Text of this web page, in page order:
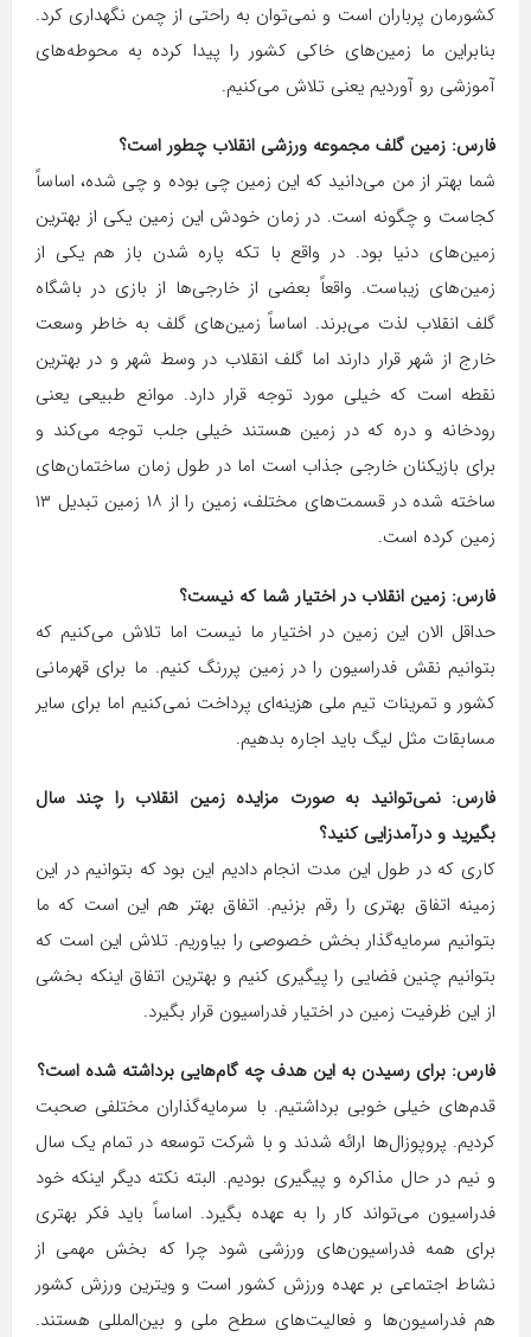
کشورمان پرباران است و نمی‌توان به راحتی از چمن نگهداری کرد.
بنابراین ما زمین‌های خاکی کشور را پیدا کرده به محوطه‌های
آموزشی رو آوردیم یعنی تلاش می‌کنیم.
فارس: زمین گلف مجموعه ورزشی انقلاب چطور است؟
شما بهتر از من می‌دانید که این زمین چی بوده و چی شده، اساساً
کجاست و چگونه است. در زمان خودش این زمین یکی از بهترین
زمین‌های دنیا بود. در واقع با تکه پاره شدن باز هم یکی از
زمین‌های زیباست. واقعاً بعضی از خارجی‌ها از بازی در باشگاه
گلف انقلاب لذت می‌برند. اساساً زمین‌های گلف به خاطر وسعت
خارج از شهر قرار دارند اما گلف انقلاب در وسط شهر و در بهترین
نقطه است که خیلی مورد توجه قرار دارد. موانع طبیعی یعنی
رودخانه و دره که در زمین هستند خیلی جلب توجه می‌کند و
برای بازیکنان خارجی جذاب است اما در طول زمان ساختمان‌های
ساخته شده در قسمت‌های مختلف، زمین را از ۱۸ زمین تبدیل ۱۳
زمین کرده است.
فارس: زمین انقلاب در اختیار شما که نیست؟
حداقل الان این زمین در اختیار ما نیست اما تلاش می‌کنیم که
بتوانیم نقش فدراسیون را در زمین پررنگ کنیم. ما برای قهرمانی
کشور و تمرینات تیم ملی هزینه‌ای پرداخت نمی‌کنیم اما برای سایر
مسابقات مثل لیگ باید اجاره بدهیم.
فارس: نمی‌توانید به صورت مزایده زمین انقلاب را چند سال
بگیرید و درآمدزایی کنید؟
کاری که در طول این مدت انجام دادیم این بود که بتوانیم در این
زمینه اتفاق بهتری را رقم بزنیم. اتفاق بهتر هم این است که ما
بتوانیم سرمایه‌گذار بخش خصوصی را بیاوریم. تلاش این است که
بتوانیم چنین فضایی را پیگیری کنیم و بهترین اتفاق اینکه بخشی
از این ظرفیت زمین در اختیار فدراسیون قرار بگیرد.
فارس: برای رسیدن به این هدف چه گام‌هایی برداشته شده است؟
قدم‌های خیلی خوبی برداشتیم. با سرمایه‌گذاران مختلفی صحبت
کردیم. پروپوزال‌ها ارائه شدند و با شرکت توسعه در تمام یک سال
و نیم در حال مذاکره و پیگیری بودیم. البته نکته دیگر اینکه خود
فدراسیون می‌تواند کار را به عهده بگیرد. اساساً باید فکر بهتری
برای همه فدراسیون‌های ورزشی شود چرا که بخش مهمی از
نشاط اجتماعی بر عهده ورزش کشور است و ویترین ورزش کشور
هم فدراسیون‌ها و فعالیت‌های سطح ملی و بین‌المللی هستند.